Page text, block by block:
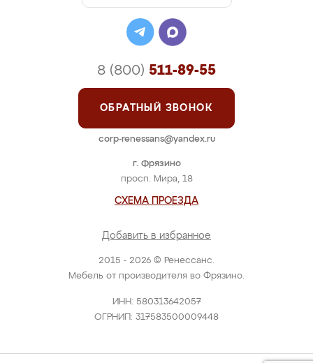
2015 - 2026 © Ренессанс.
Мебель от производителя во Фрязино.
ИНН: 580313642057
ОГРНИП: 317583500009448
г. Фрязино
просп. Мира, 18
СХЕМА ПРОЕЗДА
Добавить в избранное
8 (800) 511-89-55
ОБРАТНЫЙ ЗВОНОК
corp-renessans@yandex.ru